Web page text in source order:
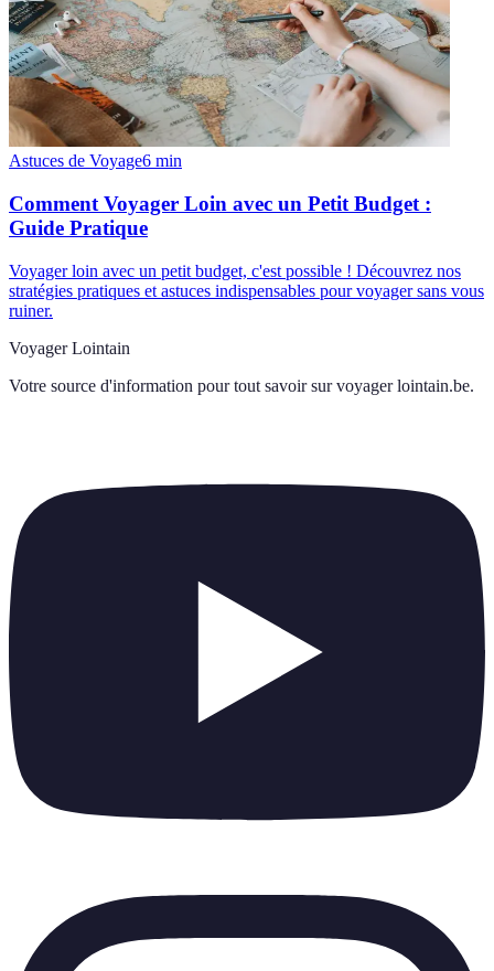
Astuces de Voyage6 min
Comment Voyager Loin avec un Petit Budget :
Guide Pratique
Voyager loin avec un petit budget, c'est possible ! Découvrez nos
stratégies pratiques et astuces indispensables pour voyager sans vous
ruiner.
Voyager Lointain
Votre source d'information pour tout savoir sur voyager lointain.be.